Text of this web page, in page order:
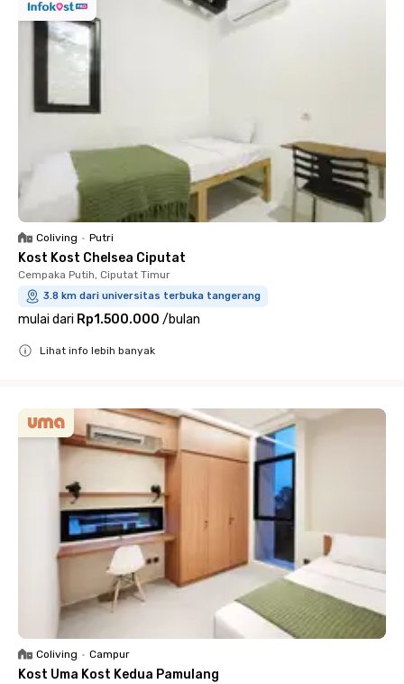
Coliving • Putri
Kost Kost Chelsea Ciputat
Cempaka Putih, Ciputat Timur
3.8 km dari universitas terbuka tangerang
mulai dari Rp1.500.000 /bulan
Lihat info lebih banyak
Coliving • Campur
Kost Uma Kost Kedua Pamulang